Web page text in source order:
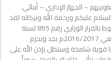
– الجهاز الإداري – أبنائي
عليكم ورحمة الله وبركاته لقد
أنشئت كلية الفنون الجميلة بجامعة أسيوط بالقرار الوزاري رقم 895 لسنة
2016م لتبدأ الدراسة بها في العام الجامعي 2016/2017م بجد وبحزم
قوية شامخة وستظل بإذن الله على